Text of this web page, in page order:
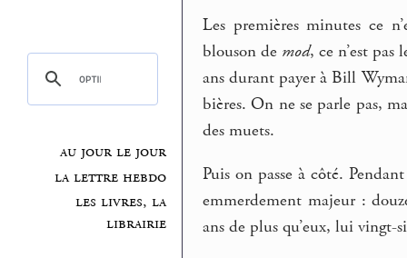
au jour le jour
la lettre hebdo
les livres, la
librairie
Les premières minutes ce
blouson de mod, ce n’est
ans durant payer à Bill
bières. On ne se parle pas,
des muets.
Puis on passe à côté.
emmerdement majeur :
ans de plus qu’eux, lui vingt-